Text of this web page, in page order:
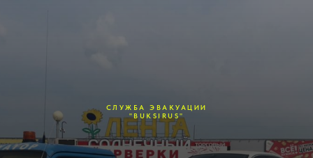
СЛУЖБА ЭВАКУАЦИИ
"BUKSIRUS"